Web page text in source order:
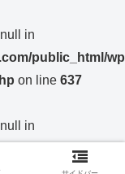
in
public_html/wp
on line 637
in
public_html/wp
637